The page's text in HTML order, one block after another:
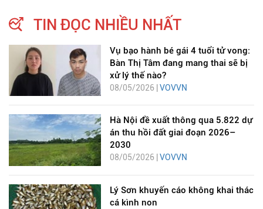
TIN ĐỌC NHIỀU NHẤT
Vụ bạo hành bé gái 4 tuổi tử vong:
Bàn Thị Tâm đang mang thai sẽ bị
xử lý thế nào?
08/05/2026 |VOVVN
Hà Nội đề xuất thông qua 5.822 dự
án thu hồi đất giai đoạn 2026–
2030
08/05/2026 | VOVVN
Lý Sơn khuyến cáo không khai thác
cá kình non